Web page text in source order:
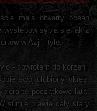
mają otwarty ocean
występów sypią się jak z
w Azji i tyle.
- powrotem do korzeni.
swój ulubiony okres.
te początkowe lata.
sumie prawie cały stary